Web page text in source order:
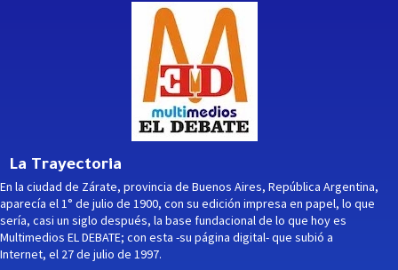
La Trayectoria
En la ciudad de Zárate, provincia de Buenos Aires, República Argentina,
aparecía el 1° de julio de 1900, con su edición impresa en papel, lo que
sería, casi un siglo después, la base fundacional de lo que hoy es
Multimedios EL DEBATE; con esta -su página digital- que subió a
Internet, el 27 de julio de 1997.